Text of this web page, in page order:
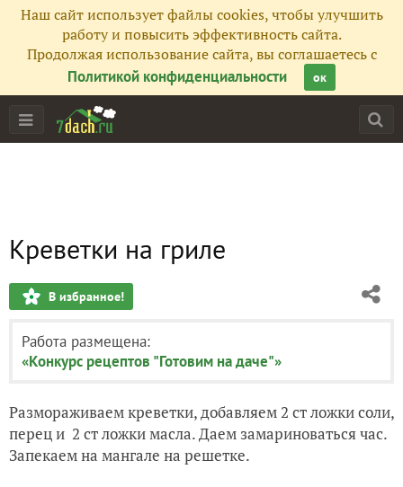
Наш сайт использует файлы cookies, чтобы улучшить
работу и повысить эффективность сайта.
Продолжая использование сайта, вы соглашаетесь с
Политикой конфиденциальности
ок
Креветки на гриле
В избранное!
Работа размещена:
«Конкурс рецептов "Готовим на даче"»
Размораживаем креветки, добавляем 2 ст ложки соли,
перец и 2 ст ложки масла. Даем замариноваться час.
Запекаем на мангале на решетке.